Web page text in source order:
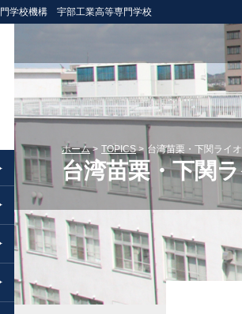
学校機構 宇部工業高等専門学校
ホーム TOPICS 台湾苗栗・下関ライ
台湾苗栗・下関